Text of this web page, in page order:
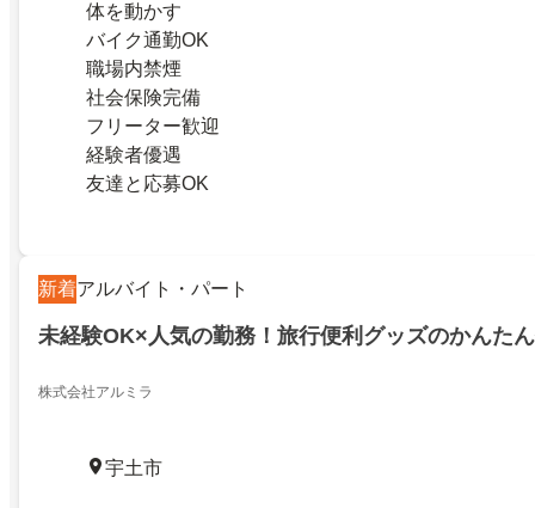
体を動かす
バイク通勤OK
職場内禁煙
社会保険完備
フリーター歓迎
経験者優遇
友達と応募OK
新着アルバイト・パート
未経験OK×人気の勤務！旅行便利グッズのかんた
株式会社アルミラ
宇土市